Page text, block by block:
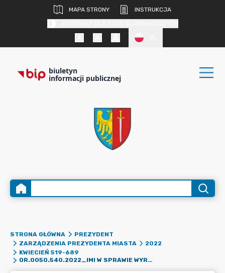
MAPA STRONY
INSTRUKCJA
biuletyn
informacji publicznej
STRONA GŁÓWNA
PREZYDENT
ZARZĄDZENIA PREZYDENTA MIASTA
2022
KWIECIEŃ 519-689
OR.0050.540.2022_IMI W SPRAWIE WYRAŻENIA ZGODY NA UDZIELENIE ZAMÓWIENIA O WARTOŚCI DO 130.000 ZŁ NETTO I ZLECENIA WYKONANIA REMONTU MOSTU NA UL. SZCZEJKOWICKIEJ W ŻORACH(ZARZĄDZENIE ZANONIMIZOWANO Z UWAGI NA OCHRONĘ DANYCH OSOBOWYCH)